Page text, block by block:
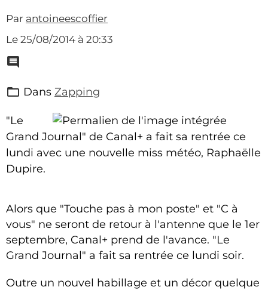
Par antoineescoffier
Le 25/08/2014 à 20:33
Dans Zapping
"Le
Grand Journal" de Canal+ a fait sa rentrée ce
lundi avec une nouvelle miss météo, Raphaëlle
Dupire.
Alors que "Touche pas à mon poste" et "C à
vous" ne seront de retour à l'antenne que le 1er
septembre, Canal+ prend de l'avance. "Le
Grand Journal" a fait sa rentrée ce lundi soir.
Outre un nouvel habillage et un décor quelque